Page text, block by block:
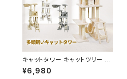
キャットタワー キャットツリー 据
え置き 高さ153cm 猫タワー ね
こハウス 登り降りやすい 天然サ
¥6,980